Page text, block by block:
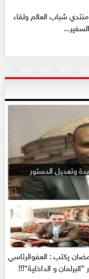
شباب العالم ولقاء
وتعديل الدستور
يكتب : العفوالرئاسي
”البرلمان و الداخلية”!!!